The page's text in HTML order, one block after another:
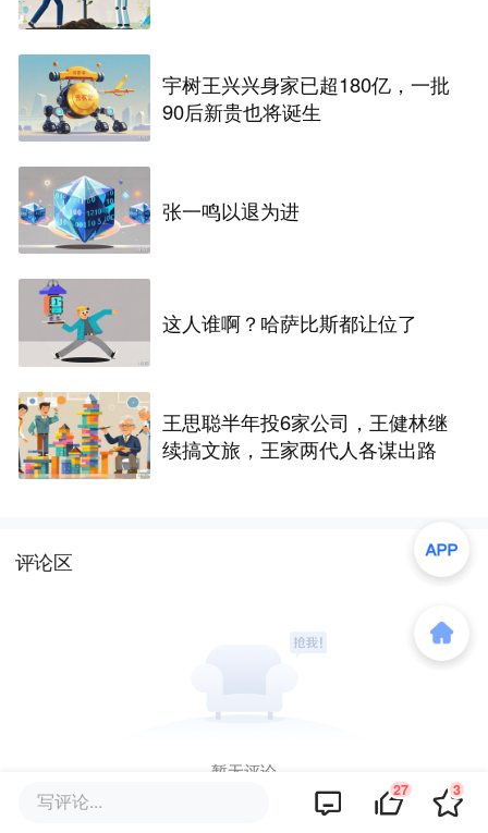
宇树王兴兴身家已超180亿，一批
90后新贵也将诞生
张一鸣以退为进
这人谁啊？哈萨比斯都让位了
王思聪半年投6家公司，王健林继
续搞文旅，王家两代人各谋出路
评论区
暂无评论
写评论... 27 3